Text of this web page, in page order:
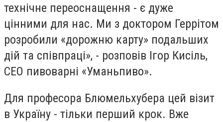
технічне переоснащення - є дуже
цінними для нас. Ми з доктором Геррітом
розробили «дорожню карту» подальших
дій та співпраці», - розповів Ігор Кисіль,
СЕО пивоварні «Уманьпиво».
Для професора Блюмельхубера цей візит
в Україну - тільки перший крок. Вже